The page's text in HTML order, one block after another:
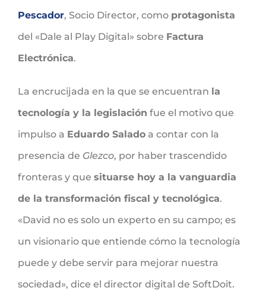
Pescador, Socio Director, como protagonista
del «Dale al Play Digital» sobre Factura
Electrónica.
La encrucijada en la que se encuentran la
tecnología y la legislación fue el motivo que
impulso a Eduardo Salado a contar con la
presencia de Glezco, por haber trascendido
fronteras y que situarse hoy a la vanguardia
de la transformación fiscal y tecnológica.
«David no es solo un experto en su campo; es
un visionario que entiende cómo la tecnología
puede y debe servir para mejorar nuestra
sociedad», dice el director digital de SoftDoit.